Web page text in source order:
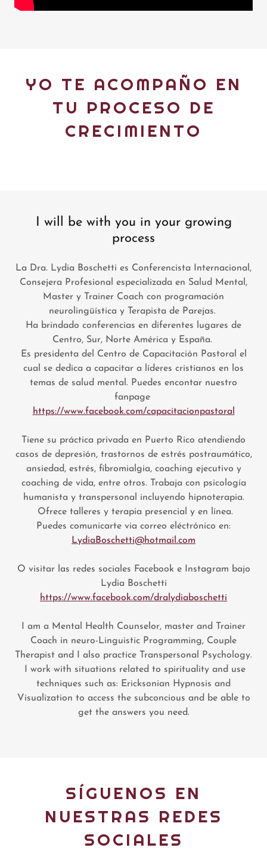
YO TE ACOMPAÑO EN
TU PROCESO DE
CRECIMIENTO
I will be with you in your growing
process
La Dra. Lydia Boschetti es Conferencista Internacional,
Consejera Profesional especializada en Salud Mental,
Master y Trainer Coach con programación
neurolingüística y Terapista de Parejas.
Ha brindado conferencias en diferentes lugares de
Centro, Sur, Norte América y España.
Es presidenta del Centro de Capacitación Pastoral el
cual se dedica a capacitar a líderes cristianos en los
temas de salud mental. Puedes encontar nuestro
fanpage
https://www.facebook.com/capacitacionpastoral
Tiene su práctica privada en Puerto Rico atendiendo
casos de depresión, trastornos de estrés postraumático,
ansiedad, estrés, fibromialgia, coaching ejecutivo y
coaching de vida, entre otros. Trabaja con psicología
humanista y transpersonal incluyendo hipnoterapia.
Ofrece talleres y terapia presencial y en línea.
Puedes comunicarte via correo eléctrónico en:
LydiaBoschetti@hotmail.com
O visitar las redes sociales Facebook e Instagram bajo
Lydia Boschetti
https://www.facebook.com/dralydiaboschetti
I am a Mental Health Counselor, master and Trainer
Coach in neuro-Linguistic Programming, Couple
Therapist and I also practice Transpersonal Psychology.
I work with situations related to spirituality and use
techniques such as: Ericksonian Hypnosis and
Visualization to access the subconcious and be able to
get the answers you need.
SÍGUENOS EN
NUESTRAS REDES
SOCIALES